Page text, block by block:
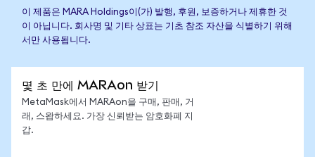
이 제품은 MARA Holdings이(가) 발행, 후원, 보증하거나 제휴한 것
이 아닙니다. 회사명 및 기타 상표는 기초 참조 자산을 식별하기 위해
서만 사용됩니다.
몇 초 만에 MARAon 받기
MetaMask에서 MARAon을 구매, 판매, 거
래, 스왑하세요. 가장 신뢰받는 암호화폐 지
갑.